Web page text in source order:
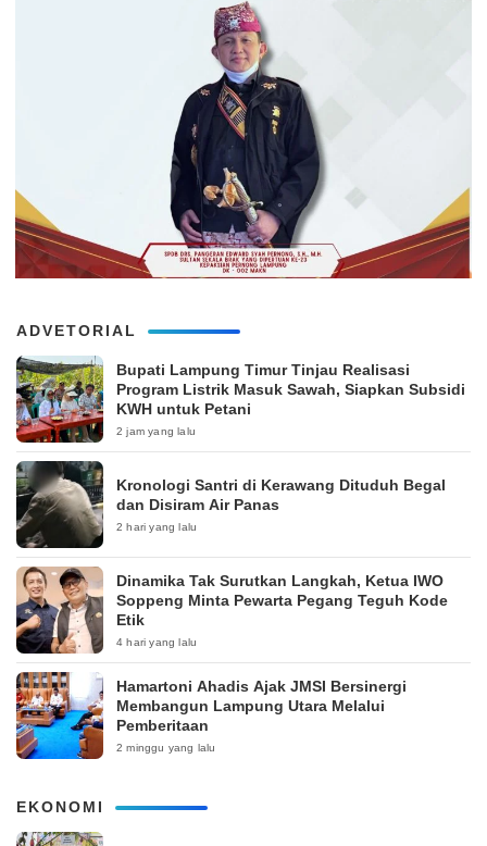
ADVETORIAL
Bupati Lampung Timur Tinjau Realisasi
Program Listrik Masuk Sawah, Siapkan Subsidi
KWH untuk Petani
2 jam yang lalu
Kronologi Santri di Kerawang Dituduh Begal
dan Disiram Air Panas
2 hari yang lalu
Dinamika Tak Surutkan Langkah, Ketua IWO
Soppeng Minta Pewarta Pegang Teguh Kode
Etik
4 hari yang lalu
Hamartoni Ahadis Ajak JMSI Bersinergi
Membangun Lampung Utara Melalui
Pemberitaan
2 minggu yang lalu
EKONOMI